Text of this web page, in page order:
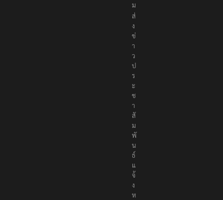
ม
ส่
ง
ข่
า
ว
ป
ร
ะ
ช
า
สั
ม
พั
น
ธ์
แ
จ้
ง
ห